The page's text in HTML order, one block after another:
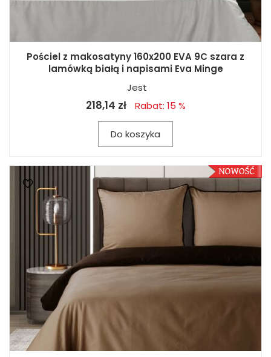
Pościel z makosatyny 160x200 EVA 9C szara z
lamówką białą i napisami Eva Minge
Jest
218,14 zł Rabat: 15 %
Do koszyka